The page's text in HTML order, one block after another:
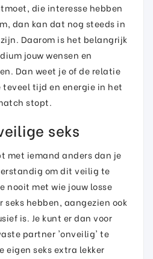
die interesse hebben
dan kan dat nog steeds in
Daarom is het belangrijk
jouw wensen en
Dan weet je of de relatie
tijd en energie in het
stopt.
seks
met iemand anders dan je
om dit veilig te
nooit met wie jouw losse
seks hebben, aangezien ook
is. Je kunt er dan voor
partner 'onveilig' te
eigen seks extra lekker